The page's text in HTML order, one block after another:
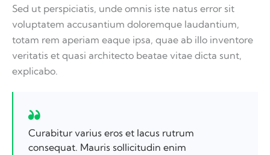
Sed ut perspiciatis, unde omnis iste natus error sit
voluptatem accusantium doloremque laudantium,
totam rem aperiam eaque ipsa, quae ab illo inventore
veritatis et quasi architecto beatae vitae dicta sunt,
explicabo.
Curabitur varius eros et lacus rutrum
consequat. Mauris sollicitudin enim